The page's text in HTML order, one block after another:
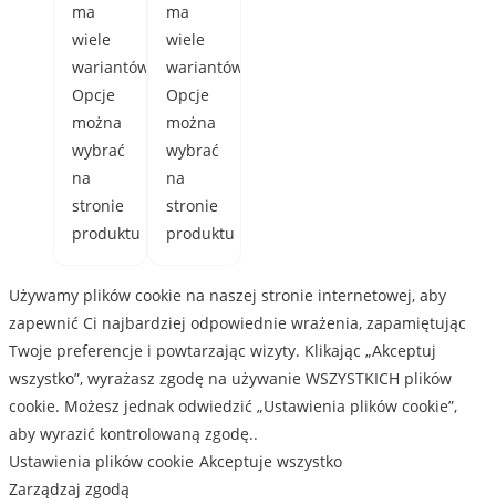
ma
wiele
wariantów.
Opcje
można
wybrać
na
stronie
produktu
ma
wiele
wariantów.
Opcje
można
wybrać
na
stronie
produktu
Używamy plików cookie na naszej stronie internetowej, aby
zapewnić Ci najbardziej odpowiednie wrażenia, zapamiętując
Twoje preferencje i powtarzając wizyty. Klikając „Akceptuj
wszystko”, wyrażasz zgodę na używanie WSZYSTKICH plików
cookie. Możesz jednak odwiedzić „Ustawienia plików cookie”,
aby wyrazić kontrolowaną zgodę..
Ustawienia plików cookie Akceptuje wszystko
Zarządzaj zgodą